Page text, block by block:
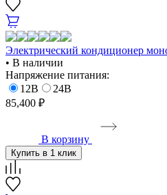
Электрический кондиционер
• В наличии
Напряжение питания:
12В
24В
85,400 ₽
В корзину
Купить в 1 клик